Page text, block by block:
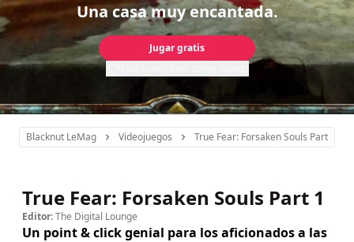
Una casa muy encantada.
Jugar gratis
Blacknut LeMag Videojuegos True Fear: Forsaken Souls Part 1
True Fear: Forsaken Souls Part 1
Editor:The Digital Lounge
Un point & click genial para los aficionados a las